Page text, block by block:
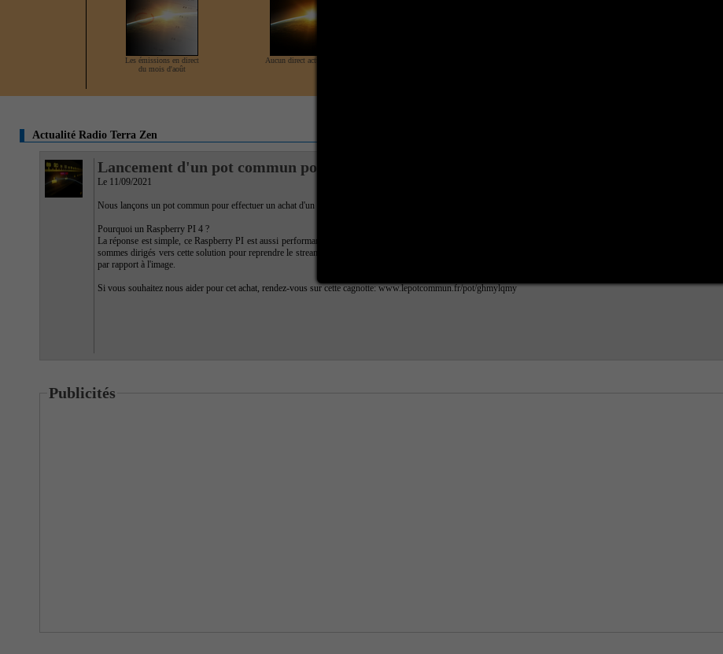
Les émissions en direct
du mois d'août
Aucun direct actuellement
Actualité Radio Terra Zen
Lancement d'un pot commun pour un achat
Le 11/09/2021
Nous lançons un pot commun pour effectuer un achat d'un Raspberry PI 4 ainsi que des accessoires pour celui-ci, pour reprendre le streaming de la webradio sur une
Pourquoi un Raspberry PI 4 ?
La réponse est simple, ce Raspberry PI est aussi performant qu'un ordinateur mais surtout, il ne prends que peu de place et plus économique électriquement parlant
sommes dirigés vers cette solution pour reprendre le streaming car nous utiliseront Ubuntu et OBS Studio avec un autoDJ. Pour l'instant, la qualité du streaming
par rapport à l'image.
Si vous souhaitez nous aider pour cet achat, rendez-vous sur cette cagnotte:www.lepotcommun.fr/pot/ghmylqmy
Publicités